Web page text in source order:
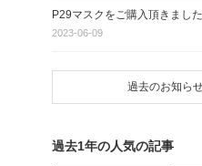
P29マスクをご購入頂きまし
2023-06-09
過去のお知ら
過去1年の人気の記事